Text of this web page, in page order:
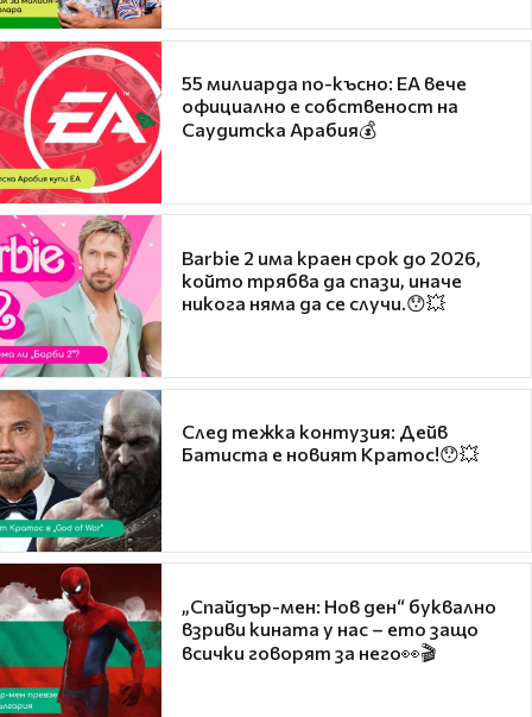
55 милиарда по-късно: EA вече
официално е собственост на
Саудитска Арабия💰
Barbie 2 има краен срок до 2026,
който трябва да спази, иначе
никога няма да се случи.😯💥
След тежка контузия: Дейв
Батиста е новият Кратос!😯💥
„Спайдър-мен: Нов ден“ буквално
взриви кината у нас – ето защо
всички говорят за него👀🎬